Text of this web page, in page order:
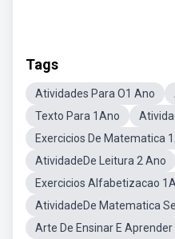
Tags
Atividades Para O1 Ano
Texto Para 1Ano
Exercicios De Matematica
AtividadeDe Leitura 2 Ano
Exercicios Alfabetizacao
AtividadeDe Matematica
Arte De Ensinar E Aprender